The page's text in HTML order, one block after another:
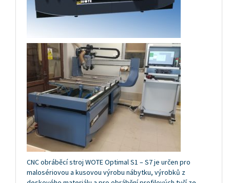
CNC obráběcí stroj WOTE Optimal S1 – S7 je určen pro
malosériovou a kusovou výrobu nábytku, výrobků z